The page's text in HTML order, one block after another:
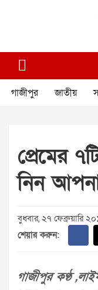
গাজীপুর কণ্ঠ
গাজীপুর জাতীয়
প্রেমের
নিন
বুধবার, ২৭ ফেব্রুয়ারি
শেয়ার করুন:
গাজীপুর কণ্ঠ